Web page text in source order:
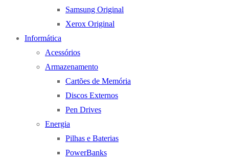
Samsung Original
Xerox Original
Informática
Acessórios
Armazenamento
Cartões de Memória
Discos Externos
Pen Drives
Energia
Pilhas e Baterias
PowerBanks